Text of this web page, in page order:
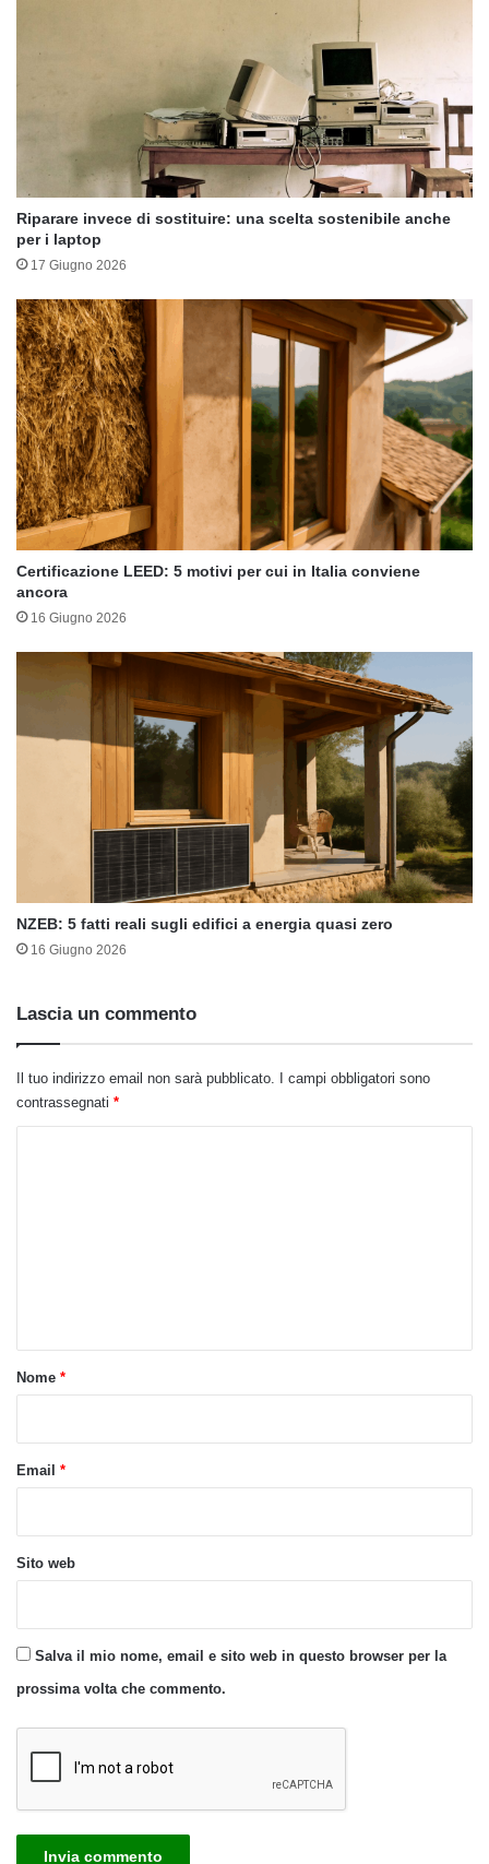
Riparare invece di sostituire: una scelta sostenibile anche
per i laptop
17 Giugno 2026
Certificazione LEED: 5 motivi per cui in Italia conviene
ancora
16 Giugno 2026
NZEB: 5 fatti reali sugli edifici a energia quasi zero
16 Giugno 2026
Lascia un commento
Il tuo indirizzo email non sarà pubblicato.
I campi obbligatori sono
contrassegnati *
oNome *
Email *
Sito web
Salva il mio nome, email e sito web in questo browser per la
prossima volta che commento.